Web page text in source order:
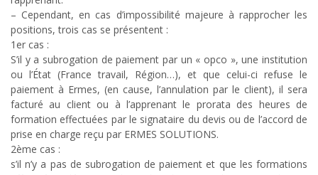
– Cependant, en cas d’impossibilité majeure à rapprocher les
positions, trois cas se présentent :
1er cas :
S’il y a subrogation de paiement par un « opco », une institution
ou l’État (France travail, Région…), et que celui-ci refuse le
paiement à Ermes, (en cause, l’annulation par le client), il sera
facturé au client ou à l’apprenant le prorata des heures de
formation effectuées par le signataire du devis ou de l’accord de
prise en charge reçu par ERMES SOLUTIONS.
2ème cas :
s’il n’y a pas de subrogation de paiement et que les formations